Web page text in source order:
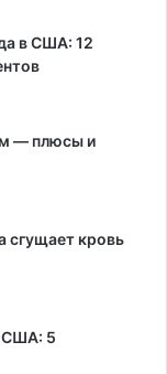
в США: 12
— плюсы и
сгущает кровь
США: 5